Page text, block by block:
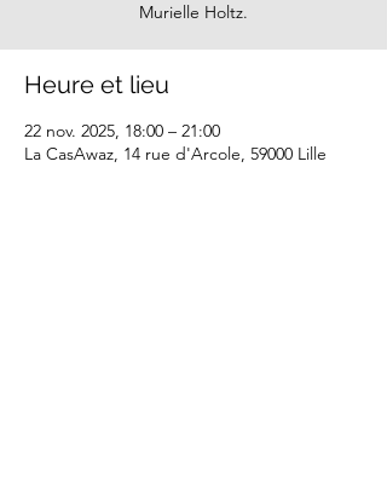
Murielle Holtz.
Heure et lieu
22 nov. 2025, 18:00 – 21:00
La CasAwaz, 14 rue d'Arcole, 59000 Lille